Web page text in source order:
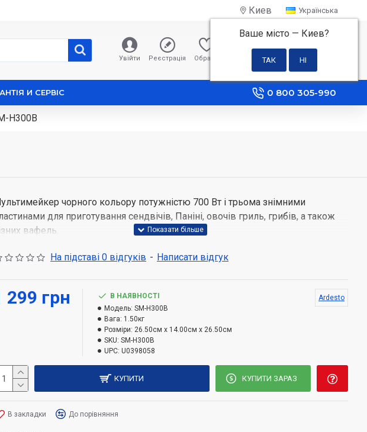
Киев
Ваше місто — Киев?
Українська
Увійти Реєстрація Обране Порівняння
0 грн
И СЕРВІС 0 800 305-990
H300B
чорного кольору потужністю 700 Вт і трьома знімними
для приготування сендвічів, Паніні, овочів гриль, грибів, а також
вафель.
і практичність
ручку з фіксатором. Індикатори на верхній панелі відображають
пристрою до приготування.
На підставі 0 відгуків - Написати відгук
299 грн
В НАЯВНОСТІ
Модель: SM-H300B
Вага: 1.50кг
Розміри: 26.50см x 14.00см x 26.50см
SKU: SM-H300B
UPC: U0398058
Ardesto
КУПИТИ КУПИТИ ЗАРАЗ
В закладки До порівняння